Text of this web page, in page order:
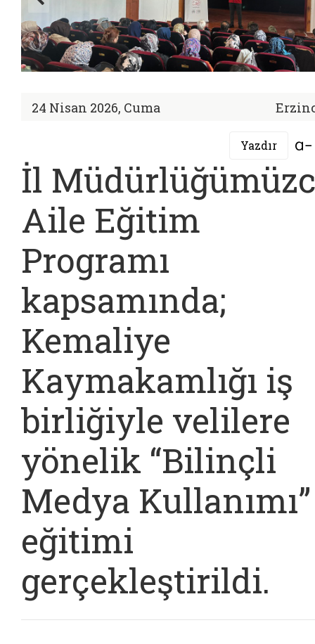
24 Nisan 2026, Cuma
Yazdır
İl
Aile Eğitim
Programı
kapsamında;
Kemaliye
Kaymakamlığı iş
birliğiyle velilere
yönelik “Bilinçli
Medya Kullanımı”
eğitimi
gerçekleştirildi.